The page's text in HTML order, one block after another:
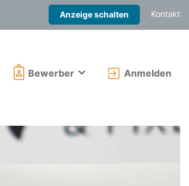
Anzeige schalten Kontakt
Anmelden
Bewerber